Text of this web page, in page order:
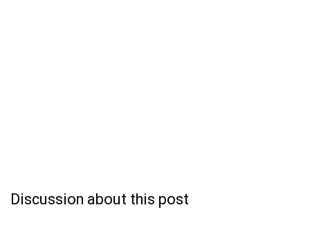
Discussion about this post